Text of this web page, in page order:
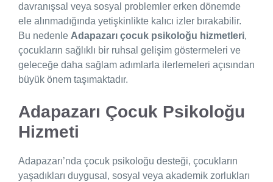
davranışsal veya sosyal problemler erken dönemde
ele alınmadığında yetişkinlikte kalıcı izler bırakabilir.
Bu nedenle Adapazarı çocuk psikoloğu hizmetleri,
çocukların sağlıklı bir ruhsal gelişim göstermeleri ve
geleceğe daha sağlam adımlarla ilerlemeleri açısından
büyük önem taşımaktadır.
Adapazarı Çocuk Psikoloğu
Hizmeti
Adapazarı’nda çocuk psikoloğu desteği, çocukların
yaşadıkları duygusal, sosyal veya akademik zorlukları